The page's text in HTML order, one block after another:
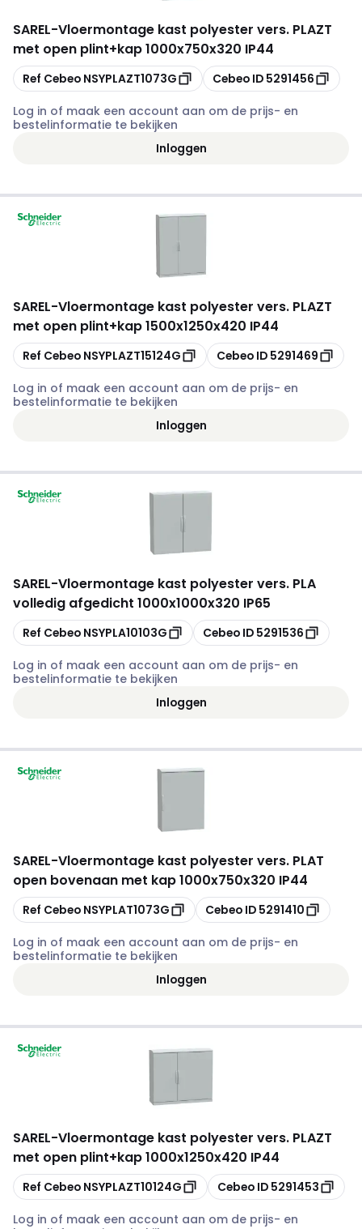
SAREL-Vloermontage kast polyester vers. PLAZT
met open plint+kap 1000x750x320 IP44
Kopiëren
Ref Cebeo NSYPLAZT1073G Kopiëren
Cebeo ID 5291456
Log in of maak een account aan om de prijs- en
bestelinformatie te bekijken
Inloggen
SAREL-Vloermontage kast polyester vers. PLAZT
met open plint+kap 1500x1250x420 IP44
Kopiëren
Ref Cebeo NSYPLAZT15124G Kopiëren
Cebeo ID 5291469
Log in of maak een account aan om de prijs- en
bestelinformatie te bekijken
Inloggen
SAREL-Vloermontage kast polyester vers. PLA
volledig afgedicht 1000x1000x320 IP65
Kopiëren
Ref Cebeo NSYPLA10103G Kopiëren
Cebeo ID 5291536
Log in of maak een account aan om de prijs- en
bestelinformatie te bekijken
Inloggen
SAREL-Vloermontage kast polyester vers. PLAT
open bovenaan met kap 1000x750x320 IP44
Kopiëren
Ref Cebeo NSYPLAT1073G Kopiëren
Cebeo ID 5291410
Log in of maak een account aan om de prijs- en
bestelinformatie te bekijken
Inloggen
SAREL-Vloermontage kast polyester vers. PLAZT
met open plint+kap 1000x1250x420 IP44
Kopiëren
Ref Cebeo NSYPLAZT10124G Kopiëren
Cebeo ID 5291453
Log in of maak een account aan om de prijs- en